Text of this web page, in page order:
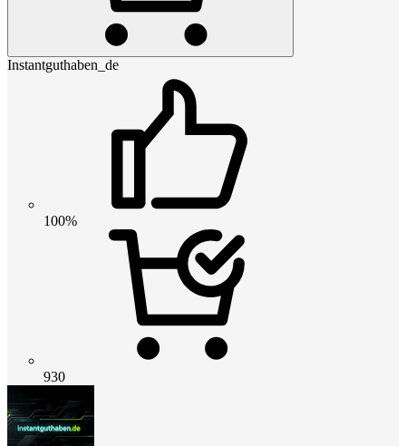
Instantguthaben_de
100%
930